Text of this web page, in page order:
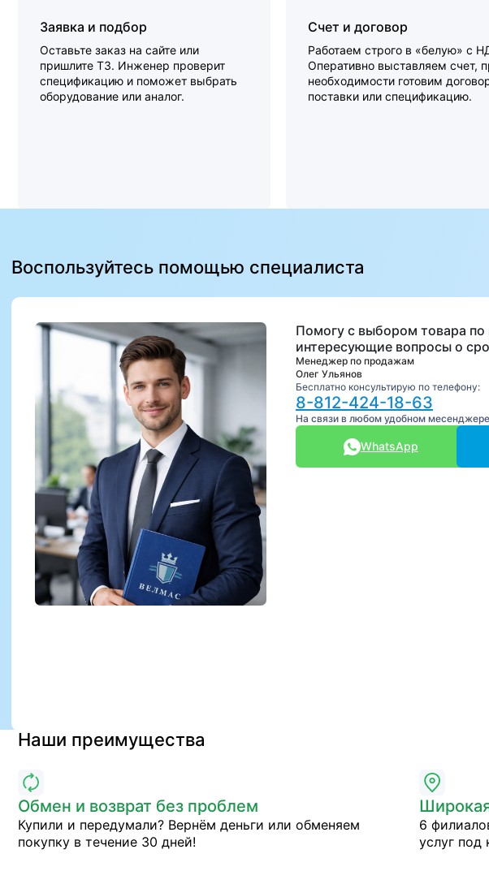
Заявка и подбор
Оставьте заказ на сайте или
пришлите ТЗ. Инженер проверит
спецификацию и поможет выбрать
оборудование или аналог.
Счет и договор
Работаем строго в «белую» с
Оперативно выставляем счет,
необходимости готовим
поставки или спецификацию.
Воспользуйтесь помощью специалиста
Помогу с выбором товара по
интересующие вопросы о
Менеджер по продажам
Олег Ульянов
Бесплатно консультирую по телефону:
8-812-424-18-63
На связи в любом удобном
WhatsApp
Наши преимущества
Обмен и возврат без проблем
Купили и передумали? Вернём деньги или обменяем
покупку в течение 30 дней!
6
услуг